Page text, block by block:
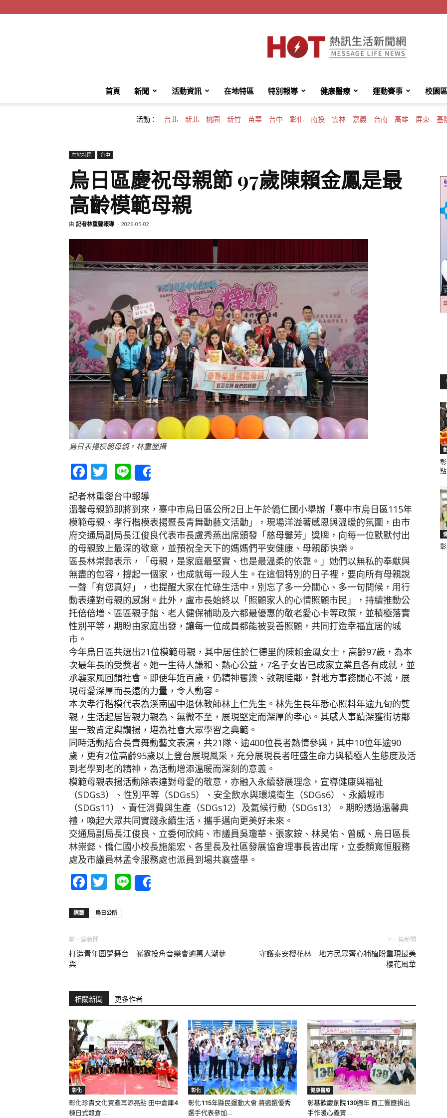
HotMessage
活
新
網
首頁 新聞 活動資訊 在地特區 特別報導 健康醫療 運動賽事 校園區
活動： 台北 新北 桃園 新竹 苗栗 台中 彰化 南投 雲林 嘉義 台南 高雄 屏東 基
在地特區 台中
烏日區慶祝母親節 97歲陳賴金鳳是最
高齡模範母親
由 記者林重鎣報導 - 2026-05-02
烏日表揚模範母親。林重鎣攝
Facebook
Twitter
Line
記者林重鎣台中報導
溫馨母親節即將到來，臺中市烏日區公所2日上午於僑仁國小舉辦「臺中市烏日區115年
模範母親、孝行楷模表揚暨長青舞動藝文活動」，現場洋溢著感恩與溫暖的氛圍，由市
府交通局副局長江俊良代表市長盧秀燕出席頒發「慈母馨芳」獎牌，向每一位默默付出
的母親致上最深的敬意，並預祝全天下的媽媽們平安健康、母親節快樂。
區長林崇懿表示，「母親，是家庭最堅實、也是最溫柔的依靠。」她們以無私的奉獻與
無盡的包容，撐起一個家，也成就每一段人生。在這個特別的日子裡，要向所有母親說
一聲「有您真好」，也提醒大家在忙碌生活中，別忘了多一分關心、多一句問候，用行
動表達對母親的感謝。此外，盧市長始終以「照顧家人的心情照顧市民」，持續推動公
托倍倍增、區區親子館、老人健保補助及六都最優惠的敬老愛心卡等政策，並積極落實
性別平等，期盼由家庭出發，讓每一位成員都能被妥善照顧，共同打造幸福宜居的城
市。
今年烏日區共選出21位模範母親，其中居住於仁德里的陳賴金鳳女士，高齡97歲，為本
次最年長的受獎者。她一生待人謙和、熱心公益，7名子女皆已成家立業且各有成就，並
承襲家風回饋社會。即使年近百歲，仍精神矍鑠、敦親睦鄰，對地方事務關心不減，展
現母愛深厚而長遠的力量，令人動容。
本次孝行楷模代表為溪南國中退休教師林上仁先生。林先生長年悉心照料年逾九旬的雙
親，生活起居皆親力親為、無微不至，展現堅定而深厚的孝心。其感人事蹟深獲街坊鄰
里一致肯定與讚揚，堪為社會大眾學習之典範。
同時活動結合長青舞動藝文表演，共21隊、逾400位長者熱情參與，其中10位年逾90
歲，更有2位高齡95歲以上登台展現風采，充分展現長者旺盛生命力與積極人生態度及活
到老學到老的精神，為活動增添溫暖而深刻的意義。
模範母親表揚活動除表達對母愛的敬意，亦融入永續發展理念，宣導健康與福祉
（SDGs3）、性別平等（SDGs5）、安全飲水與環境衛生（SDGs6）、永續城市
（SDGs11）、責任消費與生產（SDGs12）及氣候行動（SDGs13）。期盼透過溫馨典
禮，喚起大眾共同實踐永續生活，攜手邁向更美好未來。
交通局副局長江俊良、立委何欣純、市議員吳瓊華、張家銨、林昊佑、曾威、烏日區長
林崇懿、僑仁國小校長施能宏、各里長及社區發展協會理事長皆出席，立委顏寬恒服務
處及市議員林孟令服務處也派員到場共襄盛舉。
Facebook
Twitter
Line
標籤 烏日公所
前一篇新聞
打造青年圓夢舞台 嶄露投角音樂會逾萬人潮參
與
下一篇新聞
守護泰安櫻花林 地方民眾齊心補植盼重現最美
櫻花風華
相關新聞 更多作者
彰化
彰化珍貴文化資產再添亮點 田中倉庫4
棟日式穀倉...
彰化
彰化115年縣民運動大會 將遴選優秀
選手代表參加...
健康醫療
彰基歡慶創院130週年 員工響應捐出
手作暖心義賣...